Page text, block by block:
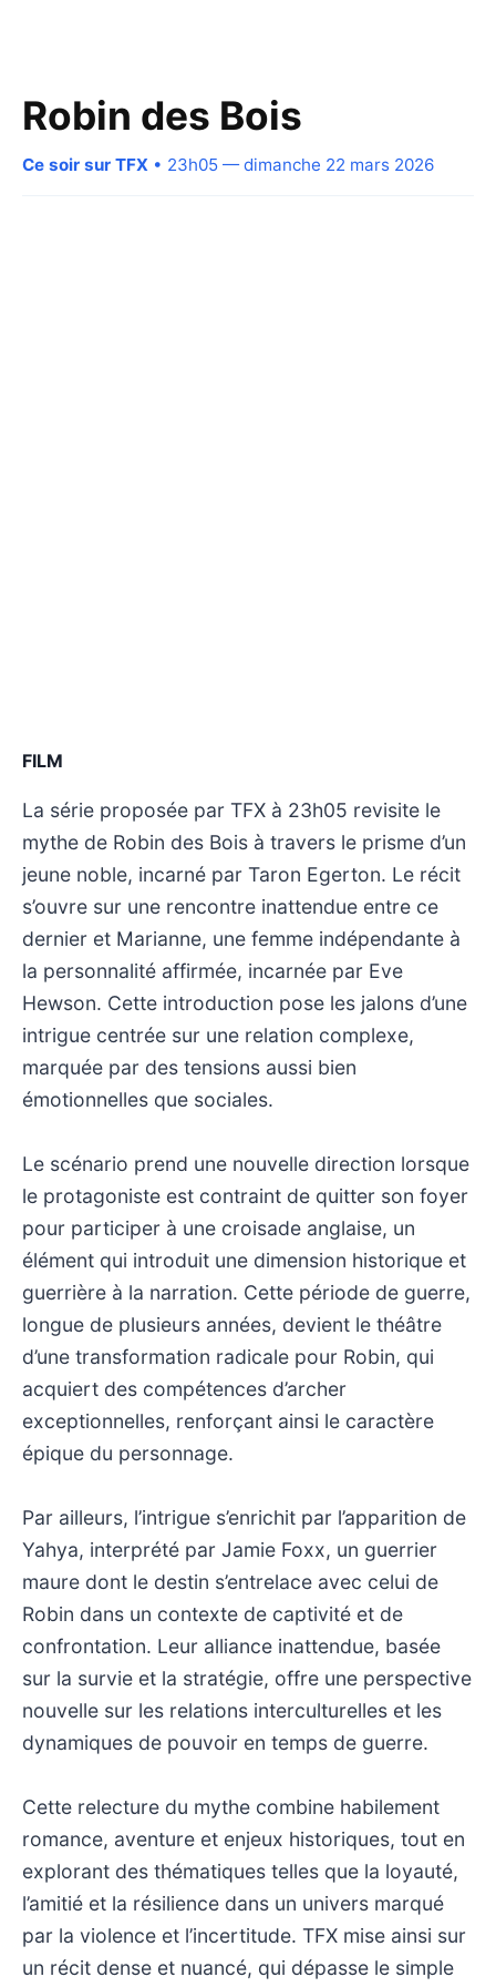
Robin des Bois
Ce soir sur TFX • 23h05 — dimanche 22 mars 2026
FILM
La série proposée par TFX à 23h05 revisite le
mythe de Robin des Bois à travers le prisme d’un
jeune noble, incarné par Taron Egerton. Le récit
s’ouvre sur une rencontre inattendue entre ce
dernier et Marianne, une femme indépendante à
la personnalité affirmée, incarnée par Eve
Hewson. Cette introduction pose les jalons d’une
intrigue centrée sur une relation complexe,
marquée par des tensions aussi bien
émotionnelles que sociales.
Le scénario prend une nouvelle direction lorsque
le protagoniste est contraint de quitter son foyer
pour participer à une croisade anglaise, un
élément qui introduit une dimension historique et
guerrière à la narration. Cette période de guerre,
longue de plusieurs années, devient le théâtre
d’une transformation radicale pour Robin, qui
acquiert des compétences d’archer
exceptionnelles, renforçant ainsi le caractère
épique du personnage.
Par ailleurs, l’intrigue s’enrichit par l’apparition de
Yahya, interprété par Jamie Foxx, un guerrier
maure dont le destin s’entrelace avec celui de
Robin dans un contexte de captivité et de
confrontation. Leur alliance inattendue, basée
sur la survie et la stratégie, offre une perspective
nouvelle sur les relations interculturelles et les
dynamiques de pouvoir en temps de guerre.
Cette relecture du mythe combine habilement
romance, aventure et enjeux historiques, tout en
explorant des thématiques telles que la loyauté,
l’amitié et la résilience dans un univers marqué
par la violence et l’incertitude. TFX mise ainsi sur
un récit dense et nuancé, qui dépasse le simple